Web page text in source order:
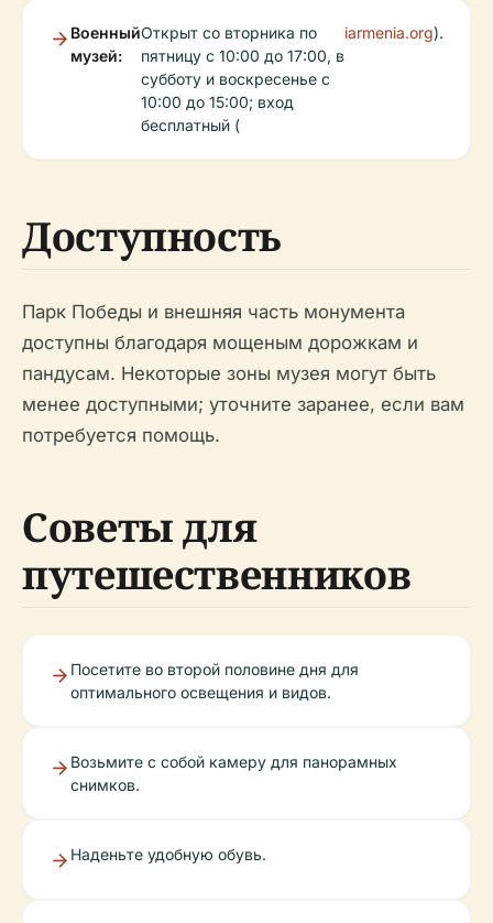
Военный
музей:
Открыт со вторника по
пятницу с 10:00 до 17:00, в
субботу и воскресенье с
10:00 до 15:00; вход
бесплатный (
iarmenia.org).
Доступность
Парк Победы и внешняя часть монумента
доступны благодаря мощеным дорожкам и
пандусам. Некоторые зоны музея могут быть
менее доступными; уточните заранее, если вам
потребуется помощь.
Советы для
путешественников
Посетите во второй половине дня для
оптимального освещения и видов.
Возьмите с собой камеру для панорамных
снимков.
Наденьте удобную обувь.